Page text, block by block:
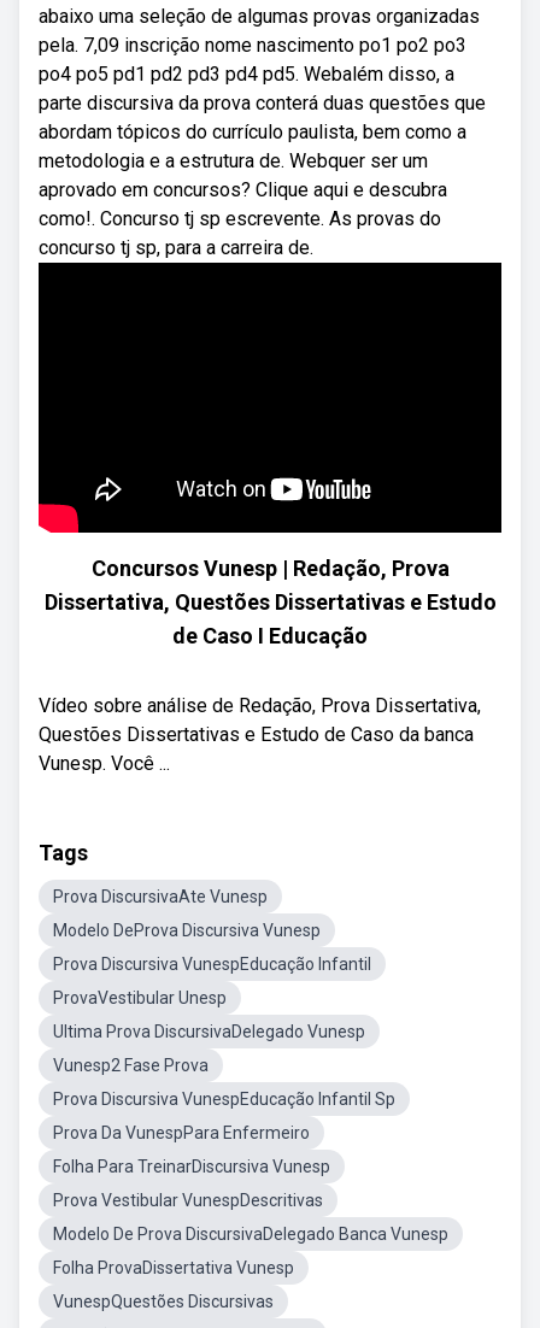
abaixo uma seleção de algumas provas organizadas
pela. 7,09 inscrição nome nascimento po1 po2 po3
po4 po5 pd1 pd2 pd3 pd4 pd5. Webalém disso, a
parte discursiva da prova conterá duas questões que
abordam tópicos do currículo paulista, bem como a
metodologia e a estrutura de. Webquer ser um
aprovado em concursos? Clique aqui e descubra
como!. Concurso tj sp escrevente. As provas do
concurso tj sp, para a carreira de.
Concursos Vunesp | Redação, Prova
Dissertativa, Questões Dissertativas e Estudo
de Caso I Educação
Vídeo sobre análise de Redação, Prova Dissertativa,
Questões Dissertativas e Estudo de Caso da banca
Vunesp. Você ...
Tags
Prova DiscursivaAte Vunesp
Modelo DeProva Discursiva Vunesp
Prova Discursiva VunespEducação Infantil
ProvaVestibular Unesp
Ultima Prova DiscursivaDelegado Vunesp
Vunesp2 Fase Prova
Prova Discursiva VunespEducação Infantil Sp
Prova Da VunespPara Enfermeiro
Folha Para TreinarDiscursiva Vunesp
Prova Vestibular VunespDescritivas
Modelo De Prova DiscursivaDelegado Banca Vunesp
Folha ProvaDissertativa Vunesp
VunespQuestões Discursivas